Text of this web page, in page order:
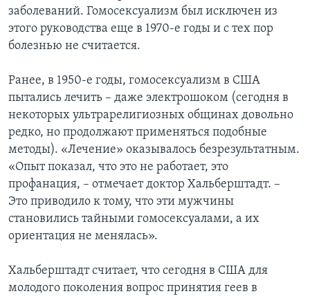
заболеваний. Гомосексуализм был исключен из
этого руководства еще в 1970-е годы и с тех пор
болезнью не считается.
Ранее, в 1950-е годы, гомосексуализм в США
пытались лечить – даже электрошоком (сегодня в
некоторых ультрарелигиозных общинах довольно
редко, но продолжают применяться подобные
методы). «Лечение» оказывалось безрезультатным.
«Опыт показал, что это не работает, это
профанация, – отмечает доктор Хальберштадт. –
Это приводило к тому, что эти мужчины
становились тайными гомосексуалами, а их
ориентация не менялась».
Хальберштадт считает, что сегодня в США для
молодого поколения вопрос принятия геев в